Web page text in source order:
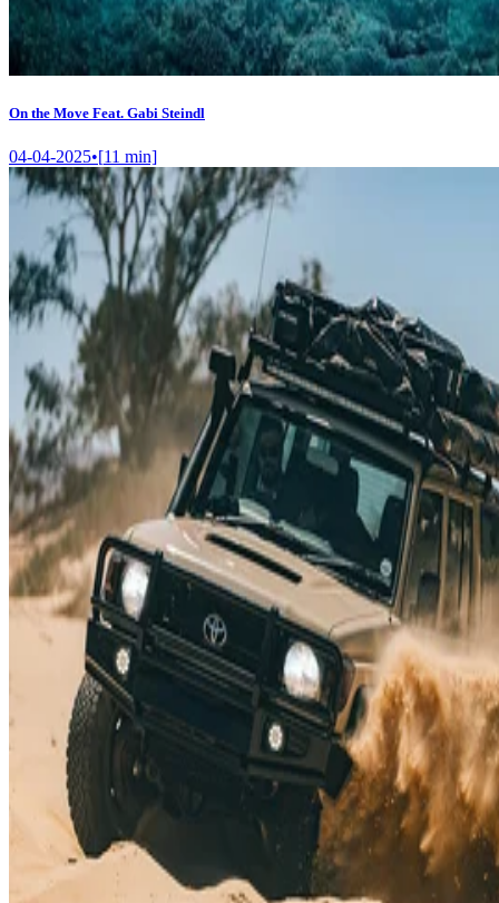
On the Move Feat. Gabi Steindl
04-04-2025•[11 min]